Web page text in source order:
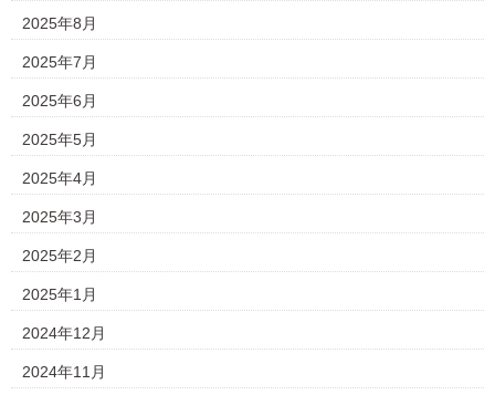
2025年8月
2025年7月
2025年6月
2025年5月
2025年4月
2025年3月
2025年2月
2025年1月
2024年12月
2024年11月